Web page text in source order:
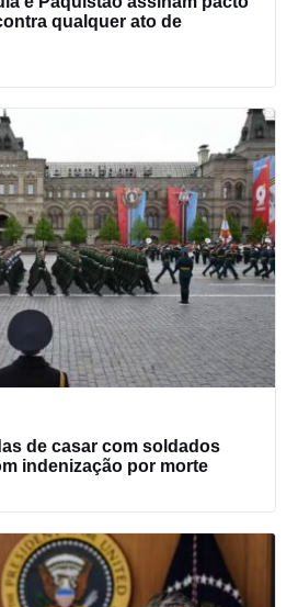
qualquer ato de
de casar com soldados
indenização por morte